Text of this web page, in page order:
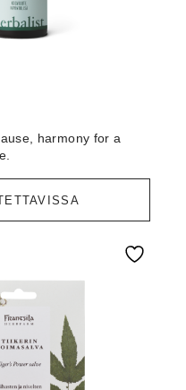
harmony for a